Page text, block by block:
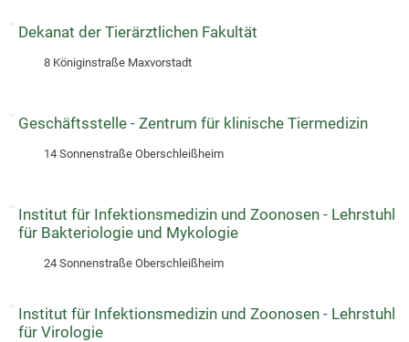
Dekanat der Tierärztlichen Fakultät
8 Königinstraße Maxvorstadt
Geschäftsstelle - Zentrum für klinische Tiermedizin
14 Sonnenstraße Oberschleißheim
Institut für Infektionsmedizin und Zoonosen - Lehrstuhl
für Bakteriologie und Mykologie
24 Sonnenstraße Oberschleißheim
Institut für Infektionsmedizin und Zoonosen - Lehrstuhl
für Virologie